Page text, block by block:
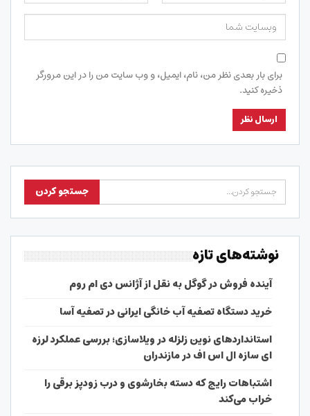
برای بار بعدی نظر من، نام، ایمیل، و وب سایت من را در این مرورگر
ذخیره کنید.
نوشته‌های تازه
آینده فروش در گوگل به نقل از آژانس دی ام روم
خرید دستگاه تصفیه آب خانگی ایرانی در تصفیه آسا
استانداردهای نوین زلزله در ویلاسازی؛ بررسی عملکرد لرزه
ای سازه ال اس اف در مازندران
اشتباهات رایج که دسته بخارشوی و درب زودپز برقی را
خراب می‌کند